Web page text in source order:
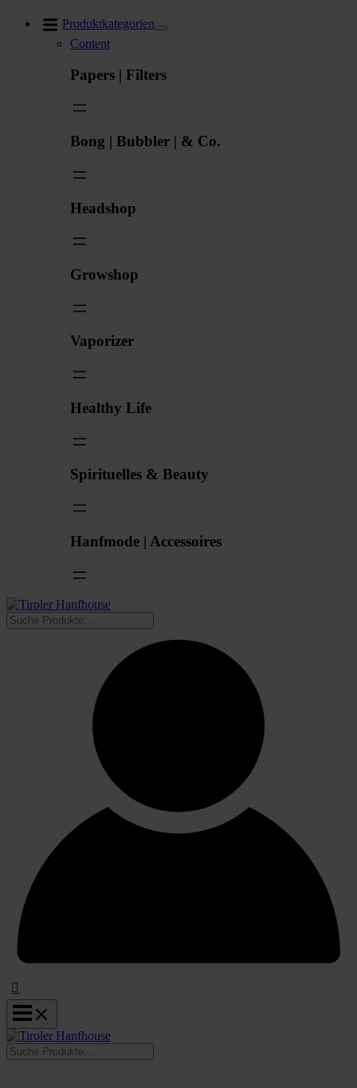
Produktkategorien
Content
Papers | Filters
Bong | Bubbler | & Co.
Headshop
Growshop
Vaporizer
Healthy Life
Spirituelles & Beauty
Hanfmode | Accessoires
Suchen
Suchen